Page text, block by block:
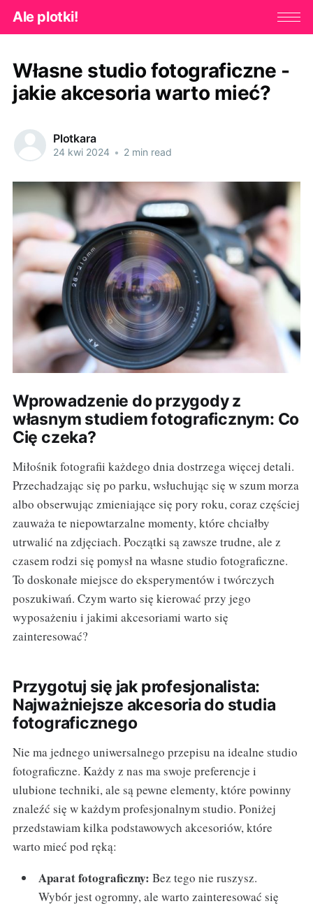
Ale plotki!
Własne studio fotograficzne -
jakie akcesoria warto mieć?
Plotkara
24 kwi 2024 • 2 min read
Wprowadzenie do przygody z
własnym studiem fotograficznym: Co
Cię czeka?
Miłośnik fotografii każdego dnia dostrzega więcej detali.
Przechadzając się po parku, wsłuchując się w szum morza
albo obserwując zmieniające się pory roku, coraz częściej
zauważa te niepowtarzalne momenty, które chciałby
utrwalić na zdjęciach. Początki są zawsze trudne, ale z
czasem rodzi się pomysł na własne studio fotograficzne.
To doskonałe miejsce do eksperymentów i twórczych
poszukiwań. Czym warto się kierować przy jego
wyposażeniu i jakimi akcesoriami warto się
zainteresować?
Przygotuj się jak profesjonalista:
Najważniejsze akcesoria do studia
fotograficznego
Nie ma jednego uniwersalnego przepisu na idealne studio
fotograficzne. Każdy z nas ma swoje preferencje i
ulubione techniki, ale są pewne elementy, które powinny
znaleźć się w każdym profesjonalnym studio. Poniżej
przedstawiam kilka podstawowych akcesoriów, które
warto mieć pod ręką:
Aparat fotograficzny: Bez tego nie ruszysz.
Wybór jest ogromny, ale warto zainteresować się